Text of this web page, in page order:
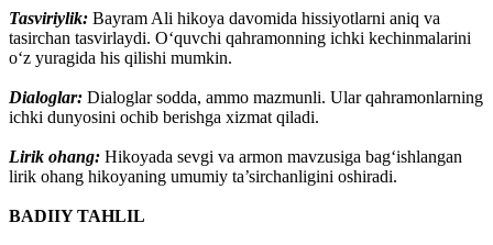
Tasviriylik: Bayram Ali hikoya davomida hissiyotlarni aniq va
tasirchan tasvirlaydi. O‘quvchi qahramonning ichki kechinmalarini
o‘z yuragida his qilishi mumkin.
Dialoglar: Dialoglar sodda, ammo mazmunli. Ular qahramonlarning
ichki dunyosini ochib berishga xizmat qiladi.
Lirik ohang: Hikoyada sevgi va armon mavzusiga bag‘ishlangan
lirik ohang hikoyaning umumiy ta’sirchanligini oshiradi.
BADIIY TAHLIL